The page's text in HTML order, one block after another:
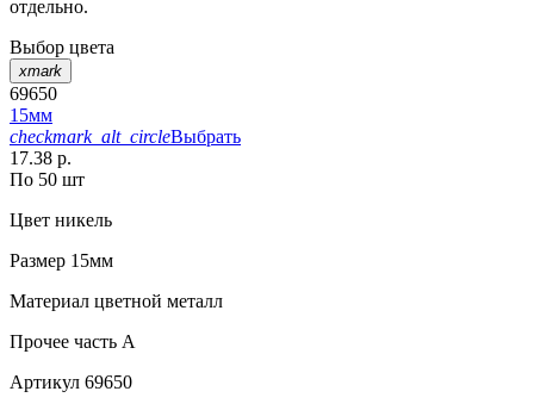
отдельно.
Выбор цвета
xmark
69650
15мм
checkmark_alt_circleВыбрать
17.38 р.
По 50 шт
Цвет никель
Размер 15мм
Материал цветной металл
Прочее часть A
Артикул 69650